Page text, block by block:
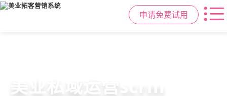
申请免费试用
美容院拓客方案
美业私域运营scrm